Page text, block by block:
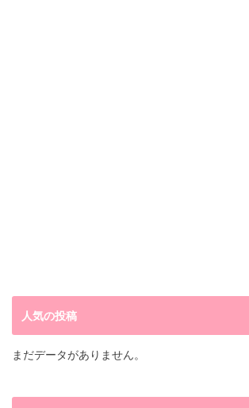
人気の投稿
まだデータがありません。